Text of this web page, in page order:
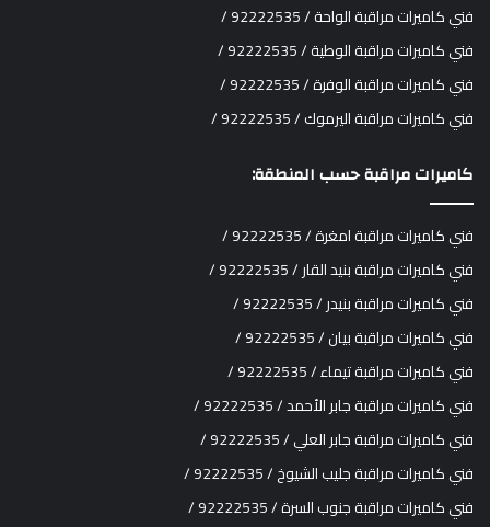
فني كاميرات مراقبة الواحة / 92222535 /
فني كاميرات مراقبة الوطية / 92222535 /
فني كاميرات مراقبة الوفرة / 92222535 /
فني كاميرات مراقبة اليرموك / 92222535 /
كاميرات مراقبة حسب المنطقة:
فني كاميرات مراقبة امغرة / 92222535 /
فني كاميرات مراقبة بنيد القار / 92222535 /
فني كاميرات مراقبة بنيدر / 92222535 /
فني كاميرات مراقبة بيان / 92222535 /
فني كاميرات مراقبة تيماء / 92222535 /
فني كاميرات مراقبة جابر الأحمد / 92222535 /
فني كاميرات مراقبة جابر العلي / 92222535 /
فني كاميرات مراقبة جليب الشيوخ / 92222535 /
فني كاميرات مراقبة جنوب السرة / 92222535 /